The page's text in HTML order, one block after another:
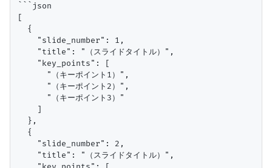
```json
[
  {
    "slide_number": 1,
    "title": "（スライドタイトル）",
    "key_points": [
      "（キーポイント1）",
      "（キーポイント2）",
      "（キーポイント3）"
    ]
  },
  {
    "slide_number": 2,
    "title": "（スライドタイトル）",